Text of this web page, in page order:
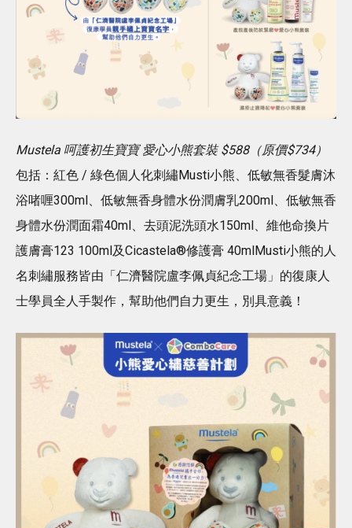
Mustela 呵護初生寶寶 愛心小熊套裝 $588（原價$734）
包括：紅色 / 綠色個人化刺繡Musti小熊、低敏無香髮膚沐
浴啫喱300ml、低敏無香身體水份潤膚乳200ml、低敏無香
身體水份潤面霜40ml、去頭泥洗頭水150ml、維他命換片
護膚膏123 100ml及Cicastela®修護膏 40mlMusti小熊的人
名刺繡服務皆由「仁濟醫院盧李佩貞紀念工場」的復康人
士學員全人手製作，幫助他們自力更生，別具意義！